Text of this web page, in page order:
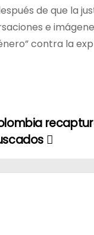
de que la
e
contra la